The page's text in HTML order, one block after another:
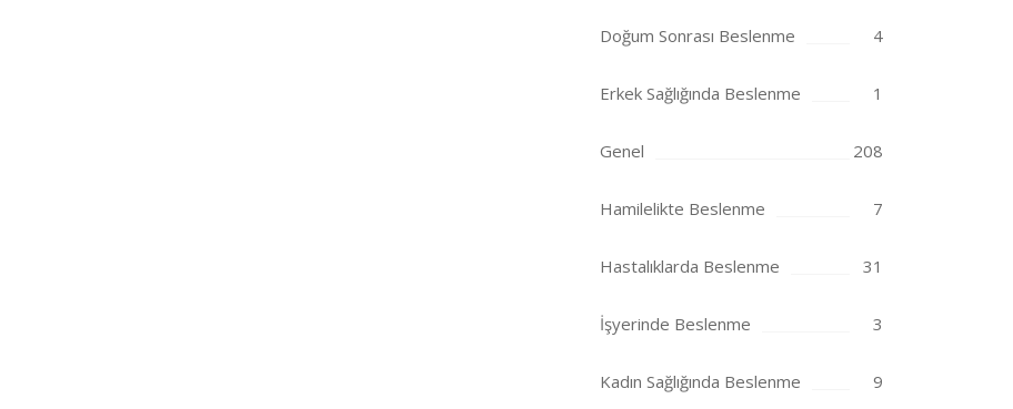
Doğum Sonrası Beslenme 4
Erkek Sağlığında Beslenme 1
Genel 208
Hamilelikte Beslenme 7
Hastalıklarda Beslenme 31
İşyerinde Beslenme 3
Kadın Sağlığında Beslenme 9